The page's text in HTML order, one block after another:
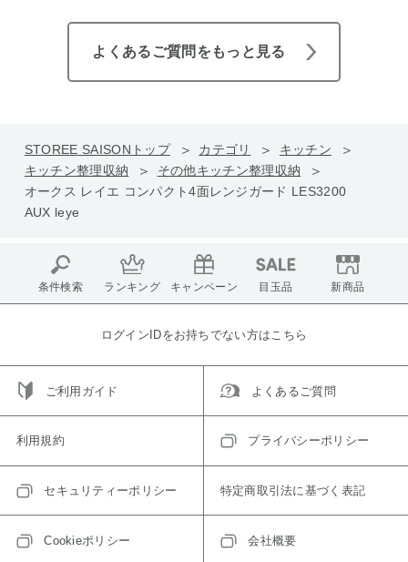
よくあるご質問をもっと見る
STOREE SAISONトップ カテゴリ
キッチン
キッチン整理収納
その他キッチン整理収納
オークス レイエ コンパクト4面レンジガード LES3200
AUX leye
条件検索 ランキング キャンペーン 目玉品 新商品
ログインIDをお持ちでない方はこちら
ご利用ガイド よくあるご質問
利用規約 プライバシーポリシー
セキュリティーポリシー 特定商取引法に基づく表記
Cookieポリシー 会社概要